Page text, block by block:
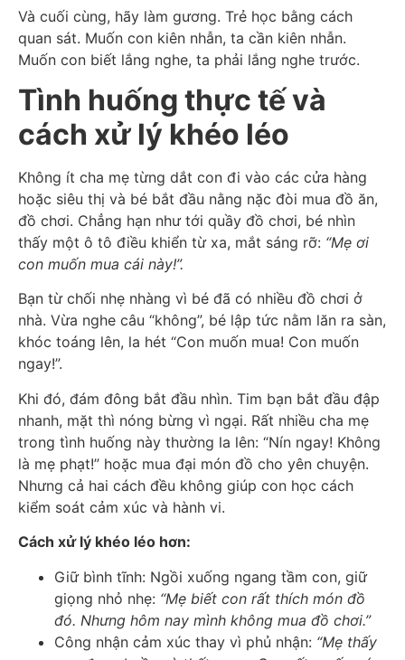
Và cuối cùng, hãy làm gương. Trẻ học bằng cách
quan sát. Muốn con kiên nhẫn, ta cần kiên nhẫn.
Muốn con biết lắng nghe, ta phải lắng nghe trước.
Tình huống thực tế và
cách xử lý khéo léo
Không ít cha mẹ từng dắt con đi vào các cửa hàng
hoặc siêu thị và bé bắt đầu nằng nặc đòi mua đồ ăn,
đồ chơi. Chẳng hạn như tới quầy đồ chơi, bé nhìn
thấy một ô tô điều khiển từ xa, mắt sáng rỡ: “Mẹ ơi
con muốn mua cái này!”.
Bạn từ chối nhẹ nhàng vì bé đã có nhiều đồ chơi ở
nhà. Vừa nghe câu “không”, bé lập tức nằm lăn ra sàn,
khóc toáng lên, la hét “Con muốn mua! Con muốn
ngay!”.
Khi đó, đám đông bắt đầu nhìn. Tim bạn bắt đầu đập
nhanh, mặt thì nóng bừng vì ngại. Rất nhiều cha mẹ
trong tình huống này thường la lên: “Nín ngay! Không
là mẹ phạt!” hoặc mua đại món đồ cho yên chuyện.
Nhưng cả hai cách đều không giúp con học cách
kiểm soát cảm xúc và hành vi.
Cách xử lý khéo léo hơn:
Giữ bình tĩnh: Ngồi xuống ngang tầm con, giữ
giọng nhỏ nhẹ: “Mẹ biết con rất thích món đồ
đó. Nhưng hôm nay mình không mua đồ chơi.”
Công nhận cảm xúc thay vì phủ nhận: “Mẹ thấy